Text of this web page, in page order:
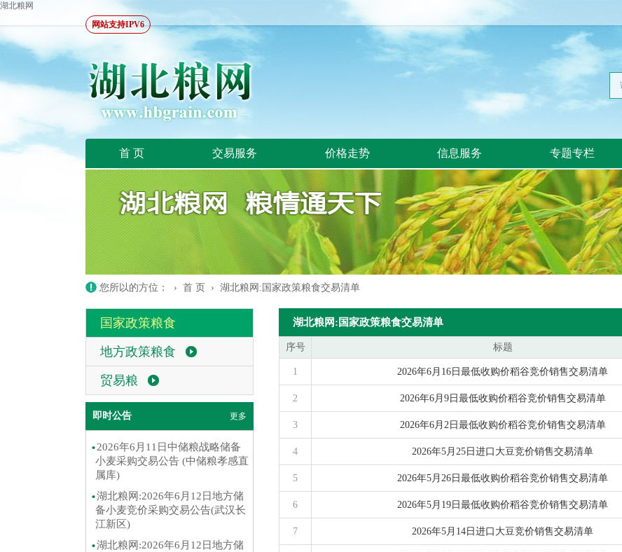
湖北粮网
网站支持IPV6
首 页 交易服务 价格走势 信息服务 专题专栏
您所以的方位： › 首 页 › 湖北粮网:国家政策粮食交易清单
国家政策粮食
地方政策粮食
贸易粮
即时公告 更多
2026年6月11日中储粮战略储备
小麦采购交易公告 (中储粮孝感直
属库)
湖北粮网:2026年6月12日地方储
备小麦竞价采购交易公告(武汉长
江新区)
湖北粮网:2026年6月12日地方储
湖北粮网:国家政策粮食交易清单
序号 标题
1 2026年6月16日最低收购价稻谷竞价销售交易清单
2 2026年6月9日最低收购价稻谷竞价销售交易清单
3 2026年6月2日最低收购价稻谷竞价销售交易清单
4 2026年5月25日进口大豆竞价销售交易清单
5 2026年5月26日最低收购价稻谷竞价销售交易清单
6 2026年5月19日最低收购价稻谷竞价销售交易清单
7 2026年5月14日进口大豆竞价销售交易清单